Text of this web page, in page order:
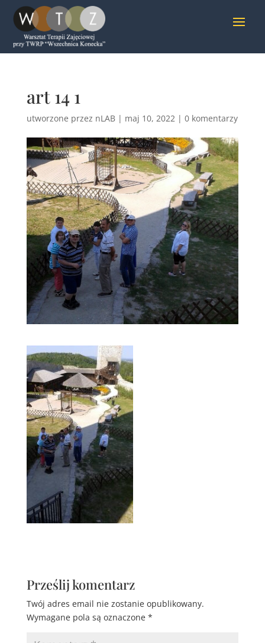
art 14 1
utworzone przez nLAB| maj 10, 2022| 0 komentarzy
Prześlij komentarz
Twój adres email nie zostanie opublikowany.
Wymagane pola są oznaczone *